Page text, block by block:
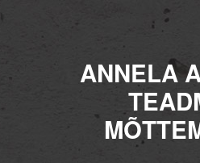
ANNELA